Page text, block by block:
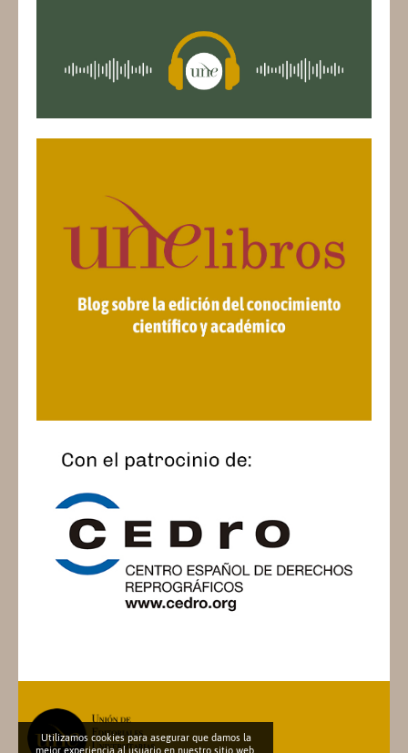
Utilizamos cookies para asegurar que damos la
mejor experiencia al usuario en nuestro sitio web.